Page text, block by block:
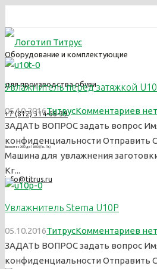
Оборудование и комплектующие
для производства обуви
+7 (812) 314-68-39
Звоните с 9:00 до 18:00 (Пн.-Пт.)
info@titrus.ru
Увлажнитель перед затяжкой
05.10.2016ТитрусКомментариев нет
ЗАДАТЬ ВОПРОС задать вопрос
конфиденциальности Отправить
Машина для увлажнения
Кг...
Увлажнитель Stema U10P
05.10.2016ТитрусКомментариев нет
ЗАДАТЬ ВОПРОС задать вопрос
конфиденциальности Отправить